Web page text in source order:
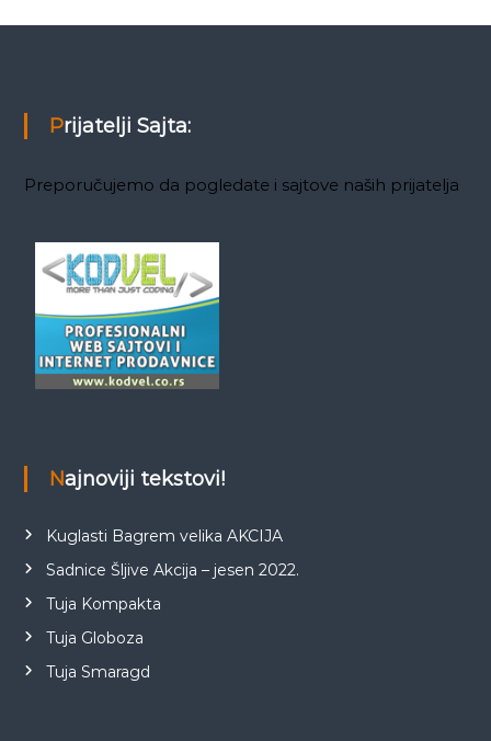
Prijatelji Sajta:
Preporučujemo da pogledate i sajtove naših prijatelja
Najnoviji tekstovi!
Kuglasti Bagrem velika AKCIJA
Sadnice Šljive Akcija – jesen 2022.
Tuja Kompakta
Tuja Globoza
Tuja Smaragd